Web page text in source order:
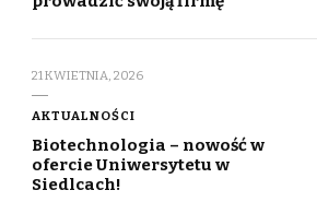
21 KWIETNIA, 2026
AKTUALNOŚCI
Biotechnologia – nowość w
ofercie Uniwersytetu w
Siedlcach!